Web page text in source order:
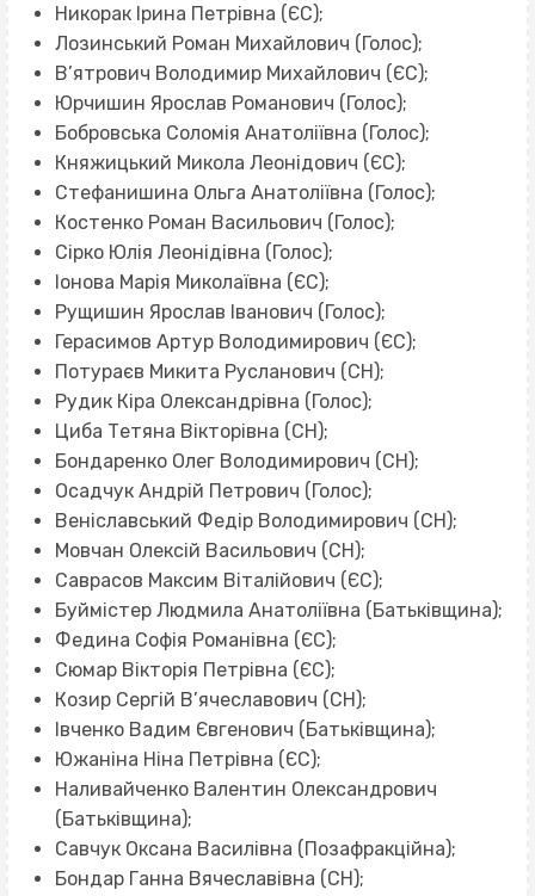
Никорак Ірина Петрівна (ЄС);
Лозинський Роман Михайлович (Голос);
В’ятрович Володимир Михайлович (ЄС);
Юрчишин Ярослав Романович (Голос);
Бобровська Соломія Анатоліївна (Голос);
Княжицький Микола Леонідович (ЄС);
Стефанишина Ольга Анатоліївна (Голос);
Костенко Роман Васильович (Голос);
Сірко Юлія Леонідівна (Голос);
Іонова Марія Миколаївна (ЄС);
Рущишин Ярослав Іванович (Голос);
Герасимов Артур Володимирович (ЄС);
Потураєв Микита Русланович (СН);
Рудик Кіра Олександрівна (Голос);
Циба Тетяна Вікторівна (СН);
Бондаренко Олег Володимирович (СН);
Осадчук Андрій Петрович (Голос);
Веніславський Федір Володимирович (СН);
Мовчан Олексій Васильович (СН);
Саврасов Максим Віталійович (ЄС);
Буймістер Людмила Анатоліївна (Батьківщина);
Федина Софія Романівна (ЄС);
Сюмар Вікторія Петрівна (ЄС);
Козир Сергій В’ячеславович (СН);
Івченко Вадим Євгенович (Батьківщина);
Южаніна Ніна Петрівна (ЄС);
Наливайченко Валентин Олександрович
(Батьківщина);
Савчук Оксана Василівна (Позафракційна);
Бондар Ганна Вячеславівна (СН);